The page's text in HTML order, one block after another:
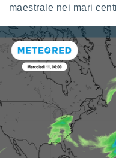
maestrale nei mari